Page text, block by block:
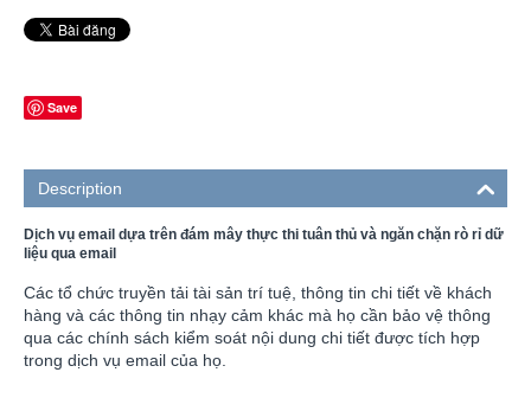
Save
Description
Dịch vụ email dựa trên đám mây thực thi tuân thủ và ngăn chặn rò rỉ dữ
liệu qua email
Các tổ chức truyền tải tài sản trí tuệ, thông tin chi tiết về khách
hàng và các thông tin nhạy cảm khác mà họ cần bảo vệ thông
qua các chính sách kiểm soát nội dung chi tiết được tích hợp
trong dịch vụ email của họ.